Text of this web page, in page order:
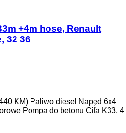
+4m hose, Renault
32 36
KM) Paliwo diesel Napęd 6x4
Pompa do betonu Cifa K33, 4